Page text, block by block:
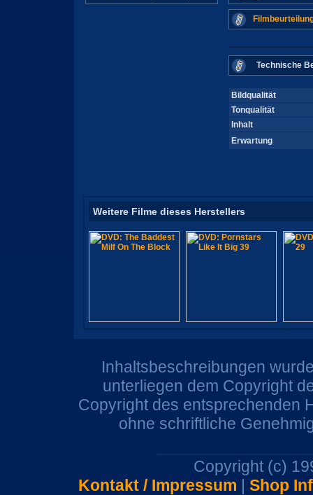
Technische
Bildqualität
Tonqualität
Inhalt
Erwartung
Weitere Filme dieses Herstellers
Inhaltsbeschreibungen
unterliegen dem Copyright
Copyright des entsprechenden
ohne schriftliche
Copyright (c)
Kontakt / Impressum | Shop